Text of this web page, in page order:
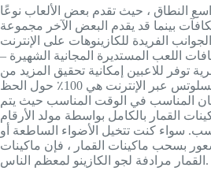
النطاق ، حيث تقدم بعض الألعاب نوعًا
بينما قد يقدم البعض الآخر مجموعة
الفريدة للكازينوهات على الإنترنت
اللعب المستديرة المجانية الشهيرة –
توفر للاعبين إمكانية تحقيق المزيد من
المكاسب. العاب السلوتس عبر الإنترنت هي 100٪ حول الحظ
المناسب في الوقت المناسب حيث يتم
القمار بالكامل بواسطة مولد الأرقام
سواء كنت تتخيل الأضواء الساطعة أو
بسحب ماكينات القمار ، فإن ماكينات
القمار مرادفة لجو الكازينو لمعظم الناس.